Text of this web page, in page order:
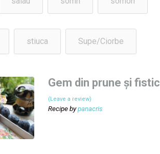
stiuca Supe/Ciorbe
Gem din prune și fistic
(Leave a review)
Recipe bypanacris